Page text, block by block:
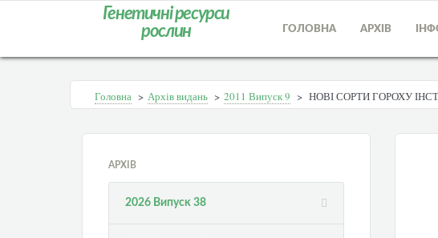
Генетичні ресурси
рослин
ГОЛОВНА АРХІВ
Головна > Архів видань > 2011 Випуск 9 > НОВІ СОРТИ ГОРОХУ
АРХІВ
2026 Випуск 38